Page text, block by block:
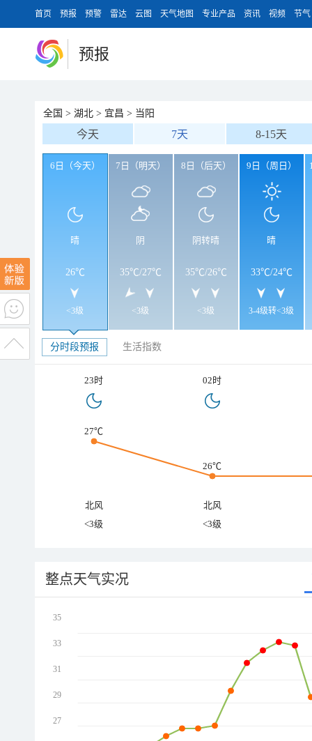
首页 预报 预警 雷达 云图 天气地图 专业产品 资讯 视频 节气
预报
全国 > 湖北 > 宜昌 > 当阳
今天 7天 8-15天
6日（今天）
晴
26℃
<3级
7日（明天）
阴
35℃/27℃
<3级
8日（后天）
阴转晴
35℃/26℃
<3级
9日（周日）
晴
33℃/24℃
3-4级转<3级
分时段预报 生活指数
23时 02时
27℃
26℃
北风
北风
<3级
<3级
整点天气实况
35
33
31
29
27